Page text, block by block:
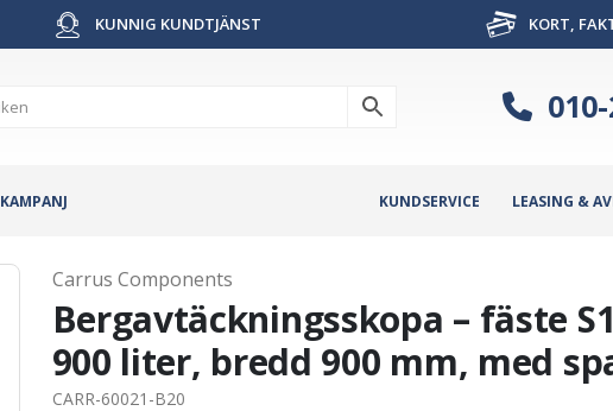
KUNNIG KUNDTJÄNST KORT,
KAMPANJ KUNDSERVICE LEASING &
Carrus Components
Bergavtäckningsskopa – fäste
900 liter, bredd 900 mm, med
CARR-60021-B20